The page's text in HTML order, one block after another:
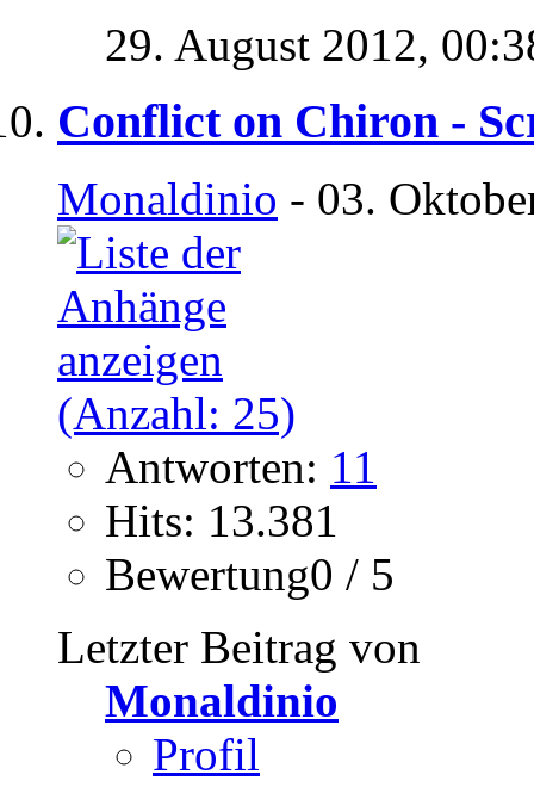
29. August 2012,
Conflict on Chiron -
Monaldinio - 03.
Antworten: 11
Hits: 13.381
Bewertung0 / 5
Letzter Beitrag von
Monaldinio
Profil